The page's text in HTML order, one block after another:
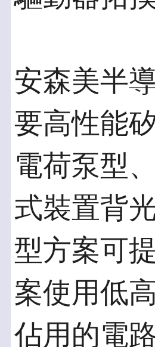
安森美半
要高性能
電荷泵型
式裝置背
型方案可
案使用低
佔用的電